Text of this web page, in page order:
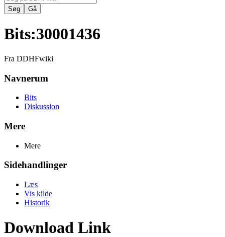
Bits:30001436
Fra DDHFwiki
Navnerum
Bits
Diskussion
Mere
Mere
Sidehandlinger
Læs
Vis kilde
Historik
Download Link